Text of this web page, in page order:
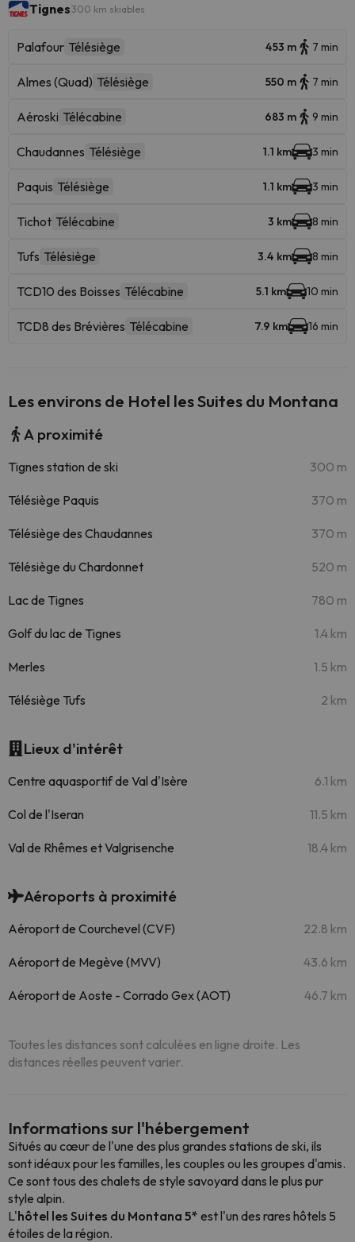
Tignes 300 km skiables
Palafour Télésiège 453 m 7 min
Almes (Quad) Télésiège 550 m 7 min
Aéroski Télécabine 683 m 9 min
Chaudannes Télésiège 1.1 km 3 min
Paquis Télésiège 1.1 km 3 min
Tichot Télécabine 3 km 8 min
Tufs Télésiège 3.4 km 8 min
TCD10 des Boisses Télécabine 5.1 km 10 min
TCD8 des Brévières Télécabine 7.9 km 16 min
Les environs de Hotel les Suites du Montana
A proximité
Tignes station de ski 300 m
Télésiège Paquis 370 m
Télésiège des Chaudannes 370 m
Télésiège du Chardonnet 520 m
Lac de Tignes 780 m
Golf du lac de Tignes 1.4 km
Merles 1.5 km
Télésiège Tufs 2 km
Lieux d'intérêt
Centre aquasportif de Val d'Isère 6.1 km
Col de l'Iseran 11.5 km
Val de Rhêmes et Valgrisenche 18.4 km
Aéroports à proximité
Aéroport de Courchevel (CVF) 22.8 km
Aéroport de Megève (MVV) 43.6 km
Aéroport de Aoste - Corrado Gex (AOT) 46.7 km
Toutes les distances sont calculées en ligne droite. Les
distances réelles peuvent varier.
Informations sur l'hébergement
Situés au cœur de l'une des plus grandes stations de ski, ils
sont idéaux pour les familles, les couples ou les groupes d'amis.
Ce sont tous des chalets de style savoyard dans le plus pur
style alpin.
L'hôtel les Suites du Montana 5* est l'un des rares hôtels 5
étoiles de la région.